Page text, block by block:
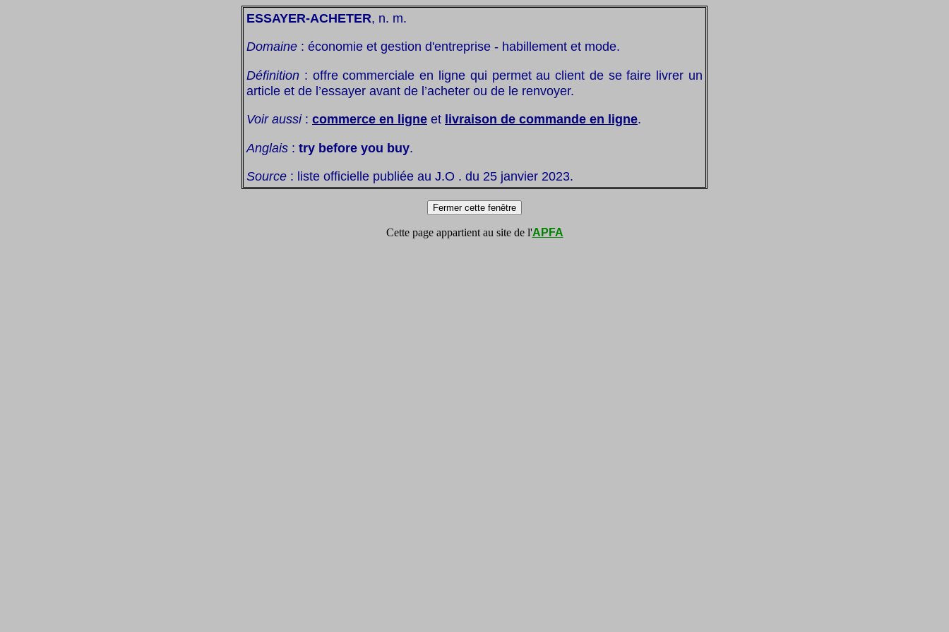
ESSAYER-ACHETER, n. m.
Domaine : économie et gestion d'entreprise - habillement et mode.
Définition : offre commerciale en ligne qui permet au client de se faire livrer un
article et de l’essayer avant de l’acheter ou de le renvoyer.
Voir aussi: commerce en ligne et livraison de commande en ligne.
Anglais : try before you buy.
Source : liste officielle publiée au J.O . du 25 janvier 2023.
Cette page appartient au site de l'APFA